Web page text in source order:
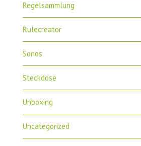
Regelsammlung
Rulecreator
Sonos
Steckdose
Unboxing
Uncategorized